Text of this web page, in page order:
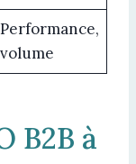
Performance,
volume
B2B à